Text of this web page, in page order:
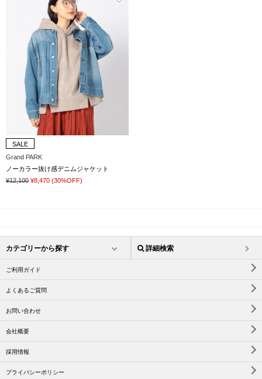
SALE
Grand PARK
ノーカラー抜け感デニムジャケット
¥12,100 ¥8,470 (30%OFF)
カテゴリーから探す 詳細検索
ご利用ガイド
よくあるご質問
お問い合わせ
会社概要
採用情報
プライバシーポリシー